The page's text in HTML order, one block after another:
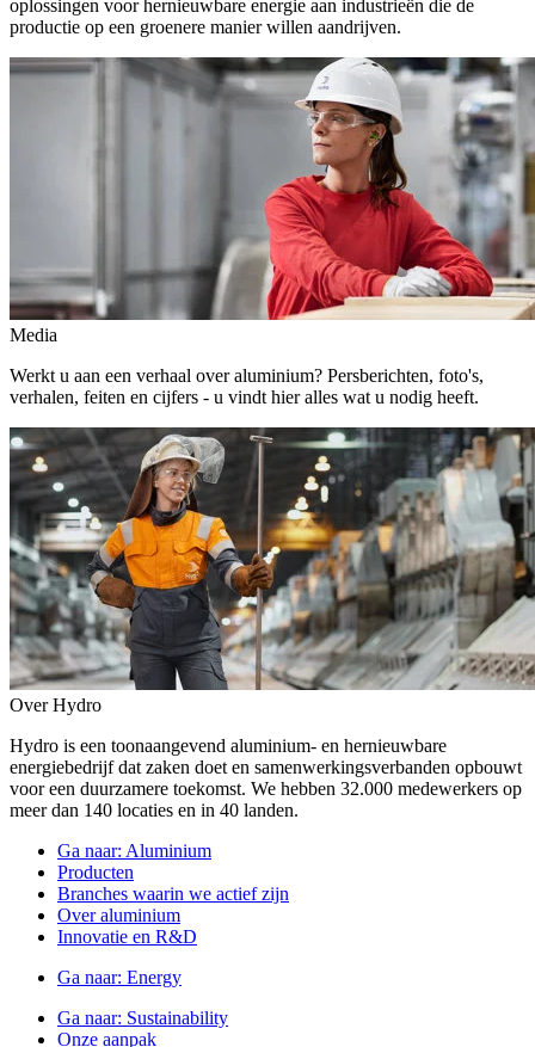
oplossingen voor hernieuwbare energie aan industrieën die de
productie op een groenere manier willen aandrijven.
Media
Werkt u aan een verhaal over aluminium? Persberichten, foto's,
verhalen, feiten en cijfers - u vindt hier alles wat u nodig heeft.
Over Hydro
Hydro is een toonaangevend aluminium- en hernieuwbare
energiebedrijf dat zaken doet en samenwerkingsverbanden opbouwt
voor een duurzamere toekomst. We hebben 32.000 medewerkers op
meer dan 140 locaties en in 40 landen.
Ga naar: Aluminium
Producten
Branches waarin we actief zijn
Over aluminium
Innovatie en R&D
Ga naar: Energy
Ga naar: Sustainability
Onze aanpak